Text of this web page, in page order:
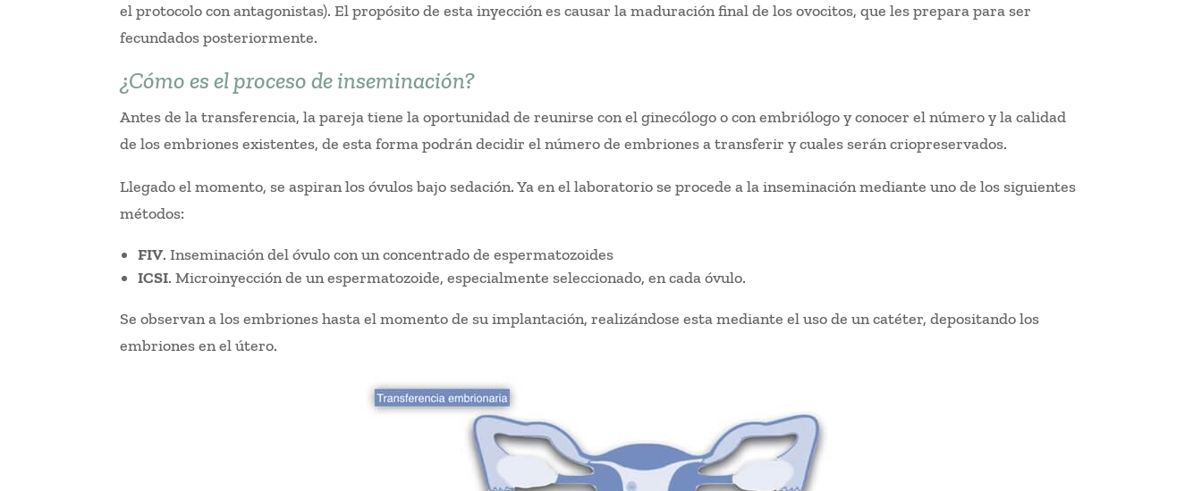
el protocolo con antagonistas). El propósito de esta inyección es causar la maduración final de los ovocitos, que les prepara para ser
fecundados posteriormente.
¿Cómo es el proceso de inseminación?
Antes de la transferencia, la pareja tiene la oportunidad de reunirse con el ginecólogo o con embriólogo y conocer el número y la calidad
de los embriones existentes, de esta forma podrán decidir el número de embriones a transferir y cuales serán criopreservados.
Llegado el momento, se aspiran los óvulos bajo sedación. Ya en el laboratorio se procede a la inseminación mediante uno de los siguientes
métodos:
FIV. Inseminación del óvulo con un concentrado de espermatozoides
ICSI. Microinyección de un espermatozoide, especialmente seleccionado, en cada óvulo.
Se observan a los embriones hasta el momento de su implantación, realizándose esta mediante el uso de un catéter, depositando los
embriones en el útero.